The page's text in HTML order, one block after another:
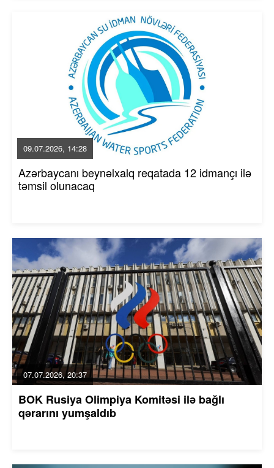
09.07.2026, 14:28
Azərbaycanı beynəlxalq reqatada 12 idmançı ilə
təmsil olunacaq
07.07.2026, 20:37
BOK Rusiya Olimpiya Komitəsi ilə bağlı
qərarını yumşaldıb